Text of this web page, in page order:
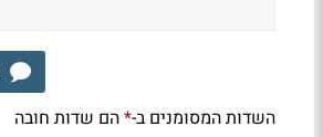
השדות המסומנים ב-*הם שדות חובה